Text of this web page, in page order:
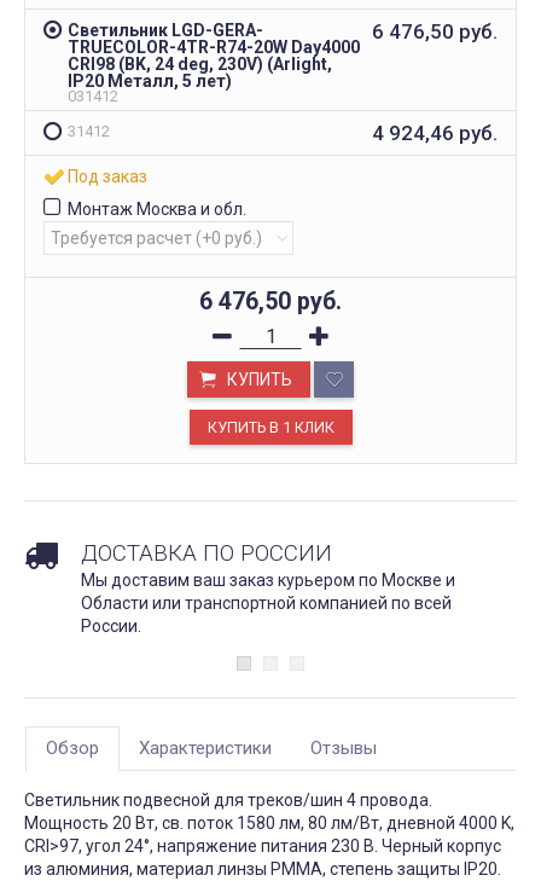
Светильник LGD-GERA-
TRUECOLOR-4TR-R74-20W Day4000
CRI98 (BK, 24 deg, 230V) (Arlight,
IP20 Металл, 5 лет)
031412
6 476,50 руб.
31412 4 924,46 руб.
Под заказ
Монтаж Москва и обл.
6 476,50 руб.
КУПИТЬ
ДОСТАВКА ПО РОССИИ
Мы доставим ваш заказ курьером по Москве и
Области или транспортной компанией по всей
России.
Обзор Характеристики Отзывы
Светильник подвесной для треков/шин 4 провода.
Мощность 20 Вт, св. поток 1580 лм, 80 лм/Вт, дневной 4000 K,
CRI>97, угол 24°, напряжение питания 230 В. Черный корпус
из алюминия, материал линзы PMMA, степень защиты IP20.